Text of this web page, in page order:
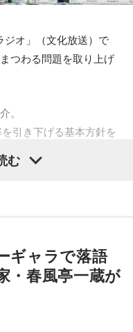
にはいつ頃、移ったん
寺を、この芝の地に持
てしまったと聞いてい
きますが。
いるので、「関東のお
東の方たちが伊勢神宮
行くことができなかっ
ていました。
リ2022」王者ウエスト
ズ』に登場。毒舌漫才
ランドだが、副鼻腔炎
ンドと高田文夫、今回
目だ。
ント。遊び心あふれる企
なっている。そして、
）は、毎日5名にシャイ
ったりなみずみずしさ
しまうこと、間違いな
オ」（文化放送）で
つわる問題を取り上げ
。
引き下げる基本方針を
、現行の8％（軽減税
税の減税を批判してた
む
ギャラで落語
・春風亭一蔵が